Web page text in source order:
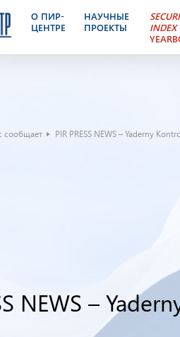
О ПИР-
ЦЕНТРЕ
НАУЧНЫЕ
ПРОЕКТЫ
INDEX
сообщает PIR PRESS NEWS – Yaderny
NEWS –